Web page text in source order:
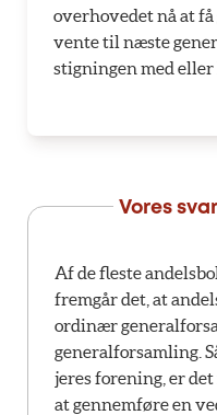
overhovedet nå at få
vente til næste
stigningen med eller
Vores
Af de fleste
fremgår det, at
ordinær
generalforsamling.
jeres forening, er
at gennemføre en